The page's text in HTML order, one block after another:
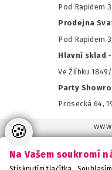
Pod Rapidem
Prodejna
Pod Rapidem
Hlavní sklad
Ve Žlíbku
Party
Prosecká 64,
🍪
Na Vašem soukromí